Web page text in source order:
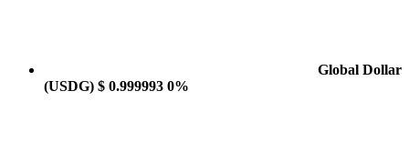
Global Dollar
(USDG) $ 0.999993 0%